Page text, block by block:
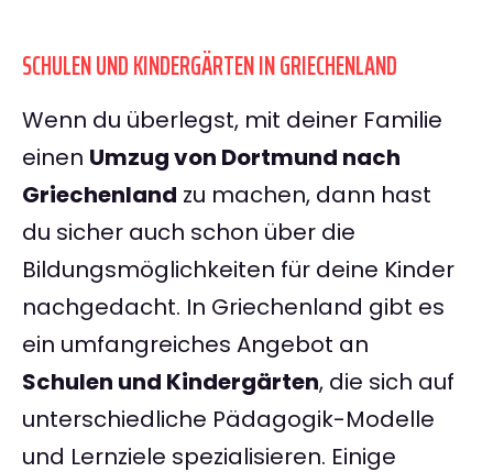
SCHULEN UND KINDERGÄRTEN IN GRIECHENLAND
Wenn du überlegst, mit deiner Familie
einen Umzug von Dortmund nach
Griechenland zu machen, dann hast
du sicher auch schon über die
Bildungsmöglichkeiten für deine Kinder
nachgedacht. In Griechenland gibt es
ein umfangreiches Angebot an
Schulen und Kindergärten, die sich auf
unterschiedliche Pädagogik-Modelle
und Lernziele spezialisieren. Einige